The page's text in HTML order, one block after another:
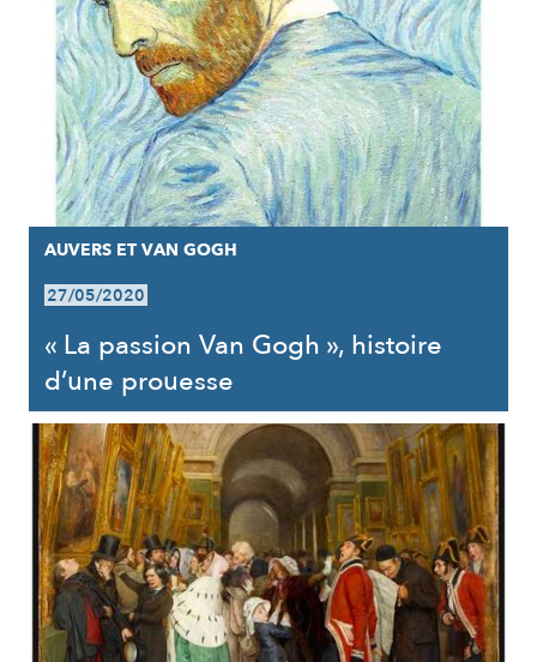
AUVERS ET VAN GOGH
27/05/2020
« La passion Van Gogh », histoire
d’une prouesse